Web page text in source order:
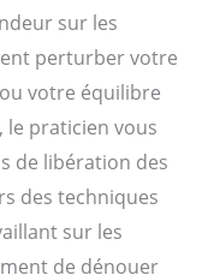
sur les
perturber votre
votre équilibre
le praticien vous
de libération des
des techniques
sur les
de dénouer